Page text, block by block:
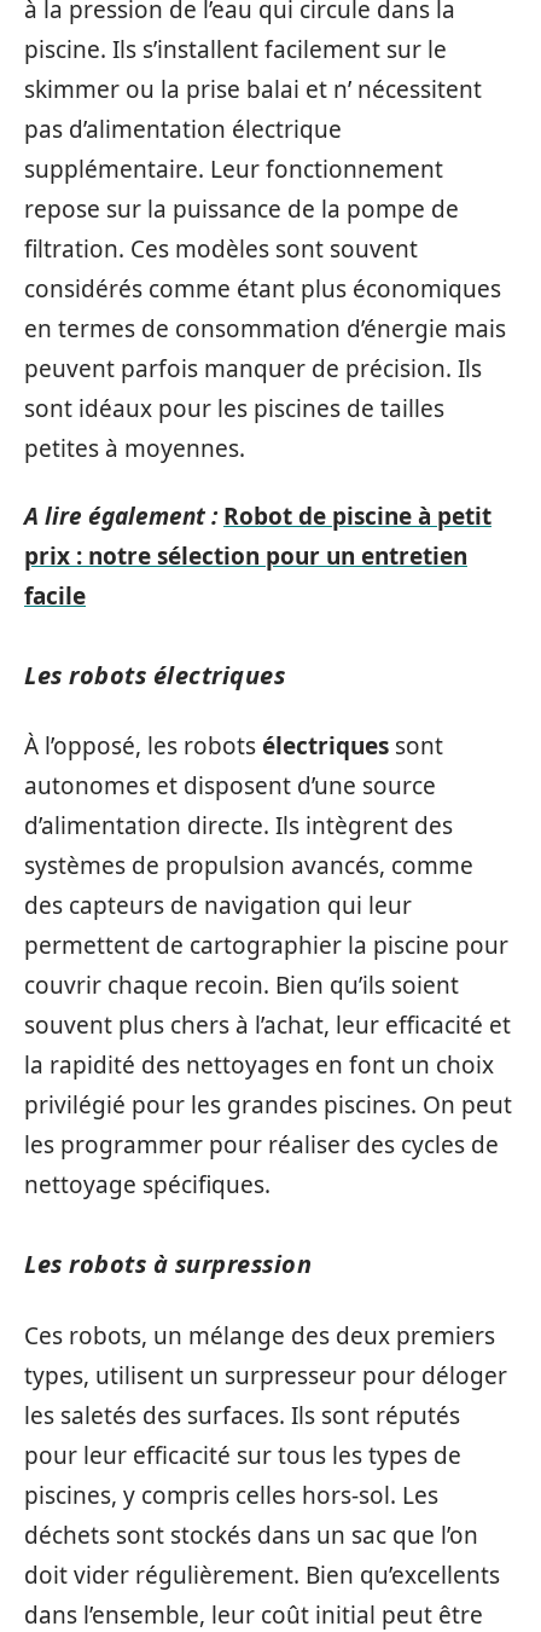
à la pression de l’eau qui circule dans la
piscine. Ils s’installent facilement sur le
skimmer ou la prise balai et n’ nécessitent
pas d’alimentation électrique
supplémentaire. Leur fonctionnement
repose sur la puissance de la pompe de
filtration. Ces modèles sont souvent
considérés comme étant plus économiques
en termes de consommation d’énergie mais
peuvent parfois manquer de précision. Ils
sont idéaux pour les piscines de tailles
petites à moyennes.
A lire également : Robot de piscine à petit
prix : notre sélection pour un entretien
facile
Les robots électriques
À l’opposé, les robotsélectriques sont
autonomes et disposent d’une source
d’alimentation directe. Ils intègrent des
systèmes de propulsion avancés, comme
des capteurs de navigation qui leur
permettent de cartographier la piscine pour
couvrir chaque recoin. Bien qu’ils soient
souvent plus chers à l’achat, leur efficacité et
la rapidité des nettoyages en font un choix
privilégié pour les grandes piscines. On peut
les programmer pour réaliser des cycles de
nettoyage spécifiques.
Les robots à surpression
Ces robots, un mélange des deux premiers
types, utilisent un surpresseur pour déloger
les saletés des surfaces. Ils sont réputés
pour leur efficacité sur tous les types de
piscines, y compris celles hors-sol. Les
déchets sont stockés dans un sac que l’on
doit vider régulièrement. Bien qu’excellents
dans l’ensemble, leur coût initial peut être